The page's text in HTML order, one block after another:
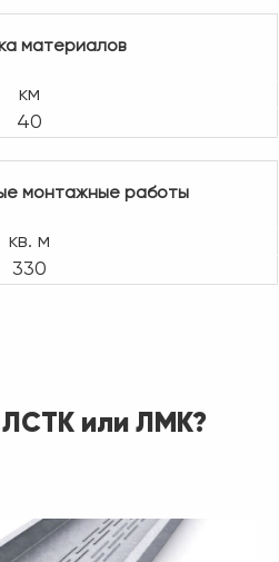
материалов
км
40
монтажные работы
кв. м
330
или ЛМК?